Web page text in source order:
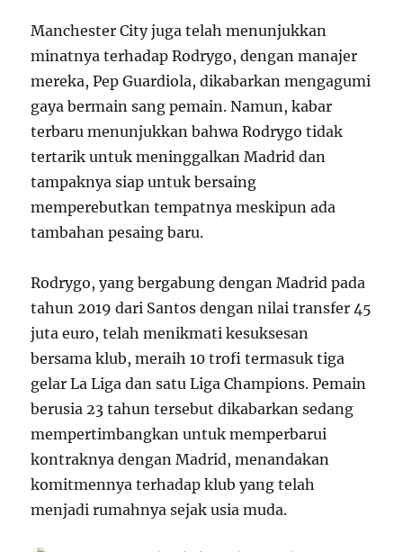
Manchester City juga telah menunjukkan
minatnya terhadap Rodrygo, dengan manajer
mereka, Pep Guardiola, dikabarkan mengagumi
gaya bermain sang pemain. Namun, kabar
terbaru menunjukkan bahwa Rodrygo tidak
tertarik untuk meninggalkan Madrid dan
tampaknya siap untuk bersaing
memperebutkan tempatnya meskipun ada
tambahan pesaing baru.
Rodrygo, yang bergabung dengan Madrid pada
tahun 2019 dari Santos dengan nilai transfer 45
juta euro, telah menikmati kesuksesan
bersama klub, meraih 10 trofi termasuk tiga
gelar La Liga dan satu Liga Champions. Pemain
berusia 23 tahun tersebut dikabarkan sedang
mempertimbangkan untuk memperbarui
kontraknya dengan Madrid, menandakan
komitmennya terhadap klub yang telah
menjadi rumahnya sejak usia muda.